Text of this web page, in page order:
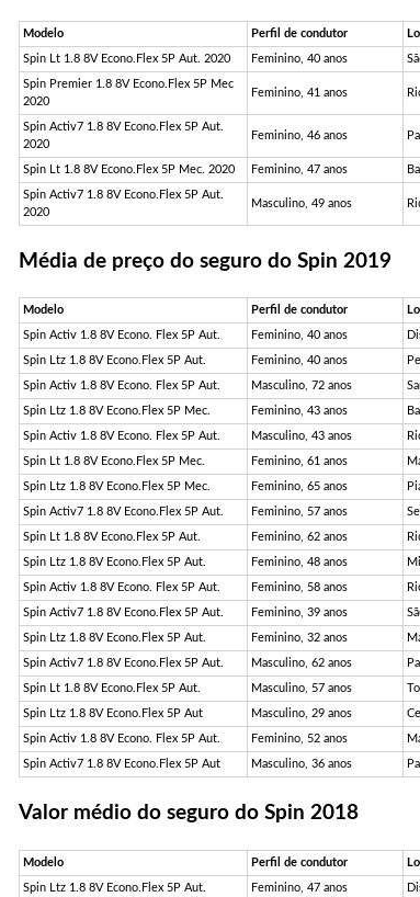
Modelo Perfil de condutor
Spin Lt 1.8 8V Econo.Flex 5P Aut. 2020 Feminino, 40 anos
Spin Premier 1.8 8V Econo.Flex 5P Mec
2020
Feminino, 41 anos
Spin Activ7 1.8 8V Econo.Flex 5P Aut.
2020
Feminino, 46 anos
Spin Lt 1.8 8V Econo.Flex 5P Mec. 2020 Feminino, 47 anos
Spin Activ7 1.8 8V Econo.Flex 5P Aut.
2020
Masculino, 49 anos
Média de preço do seguro do Spin 2019
Modelo Perfil de condutor
Spin Activ 1.8 8V Econo. Flex 5P Aut. Feminino, 40 anos
Spin Ltz 1.8 8V Econo.Flex 5P Aut. Feminino, 40 anos
Spin Activ 1.8 8V Econo. Flex 5P Aut. Masculino, 72 anos
Spin Ltz 1.8 8V Econo.Flex 5P Mec. Feminino, 43 anos
Spin Activ 1.8 8V Econo. Flex 5P Aut. Masculino, 43 anos
Spin Lt 1.8 8V Econo.Flex 5P Mec. Feminino, 61 anos
Spin Ltz 1.8 8V Econo.Flex 5P Mec. Feminino, 65 anos
Spin Activ7 1.8 8V Econo.Flex 5P Aut. Feminino, 57 anos
Spin Lt 1.8 8V Econo.Flex 5P Aut. Feminino, 62 anos
Spin Ltz 1.8 8V Econo.Flex 5P Aut. Feminino, 48 anos
Spin Activ 1.8 8V Econo. Flex 5P Aut. Feminino, 58 anos
Spin Activ7 1.8 8V Econo.Flex 5P Aut. Feminino, 39 anos
Spin Ltz 1.8 8V Econo.Flex 5P Aut. Feminino, 32 anos
Spin Activ7 1.8 8V Econo.Flex 5P Aut. Masculino, 62 anos
Spin Lt 1.8 8V Econo.Flex 5P Aut. Masculino, 57 anos
Spin Ltz 1.8 8V Econo.Flex 5P Aut Masculino, 29 anos
Spin Activ 1.8 8V Econo. Flex 5P Aut. Feminino, 52 anos
Spin Activ7 1.8 8V Econo.Flex 5P Aut Masculino, 36 anos
Valor médio do seguro do Spin 2018
Modelo Perfil de condutor
Spin Ltz 1.8 8V Econo.Flex 5P Aut. Feminino, 47 anos